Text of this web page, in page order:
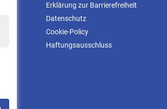
Erklärung zur Barrierefreiheit
Datenschutz
Cookie-Policy
Haftungsausschluss